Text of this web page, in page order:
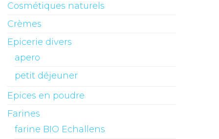
Cosmétiques naturels
Crèmes
Epicerie divers
apero
petit déjeuner
Epices en poudre
Farines
farine BIO Echallens